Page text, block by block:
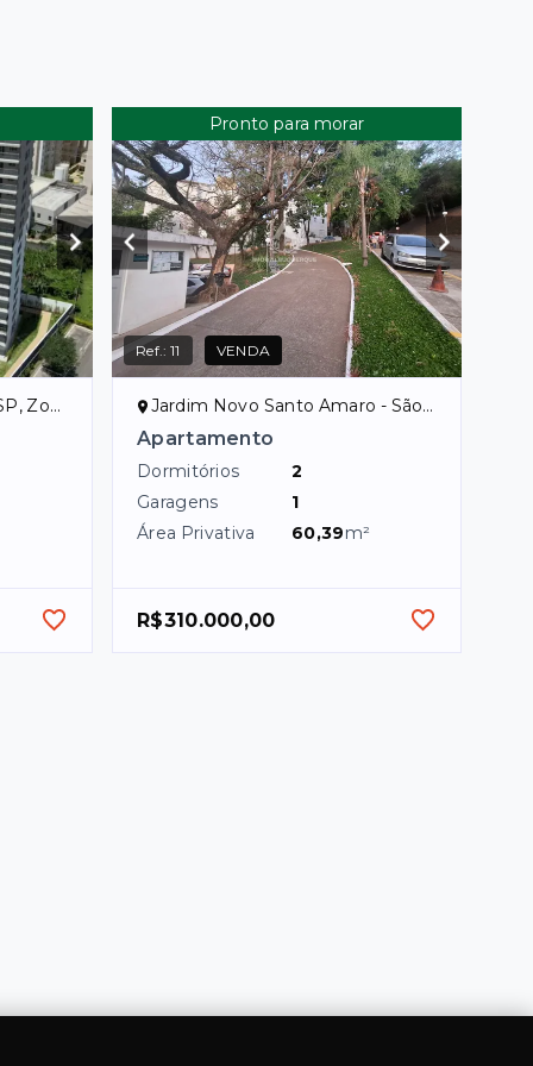
Sul
Pronto para morar
Ref.:11 VENDA
Jardim Novo Santo Amaro - São Paulo/SP, Zona Sul
Apartamento
Dormitórios
2
Garagens
1
Área Privativa
60,39m²
R$310.000,00